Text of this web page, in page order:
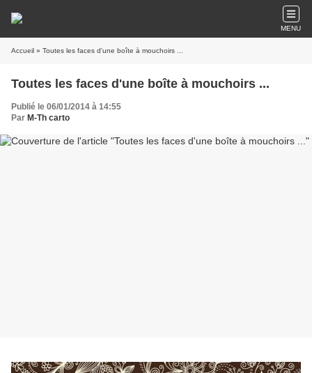
MENU
Accueil » Toutes les faces d'une boîte à mouchoirs ...
Toutes les faces d'une boîte à mouchoirs ...
Publié le 06/01/2014 à 14:55
Par M-Th carto